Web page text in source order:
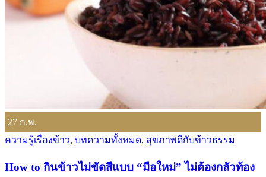
27 ก.พ.
ความรู้เรื่องข้าว, บทความทั้งหมด, สุขภาพดีกับข้าวธรรม
How to กินข้าวไม่ขัดสีแบบ “มือใหม่” ไม่ต้องกลัวท้อง